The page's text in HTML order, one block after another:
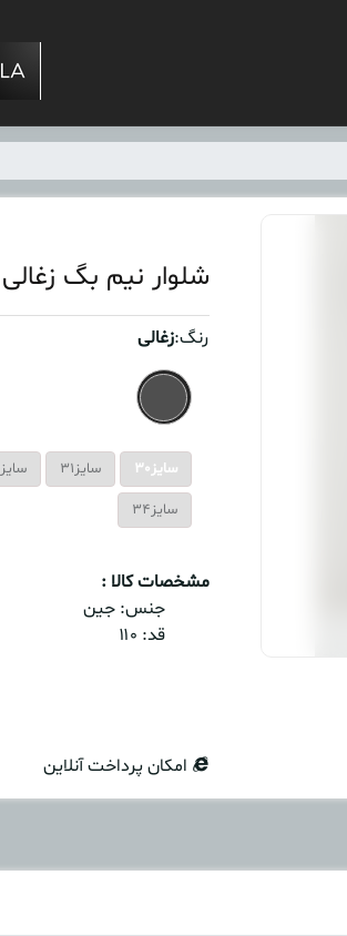
شلوار نیم بگ زغالی a2108
رنگ:زغالی
سایز30 سایز31 سایز32
سایز34
مشخصات کالا :
جنس: جین
قد:
امکان پرداخت آنلاین